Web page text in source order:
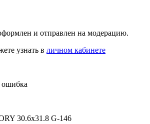
и отправлен на модерацию.
узнать в личном кабинете
ошибка
30.6х31.8 G-146